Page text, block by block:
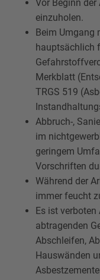
Vor Beginn
einzuholen.
Beim Umgang
hauptsächlich
Merkblatt
TRGS 519
Abbruch-,
im
geringem
Vorschriften
Während der
immer feucht
Es ist
abtragenden
Abschleifen,
Hauswänden